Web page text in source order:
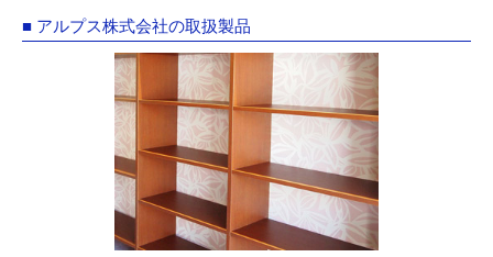
■ アルプス株式会社の取扱製品